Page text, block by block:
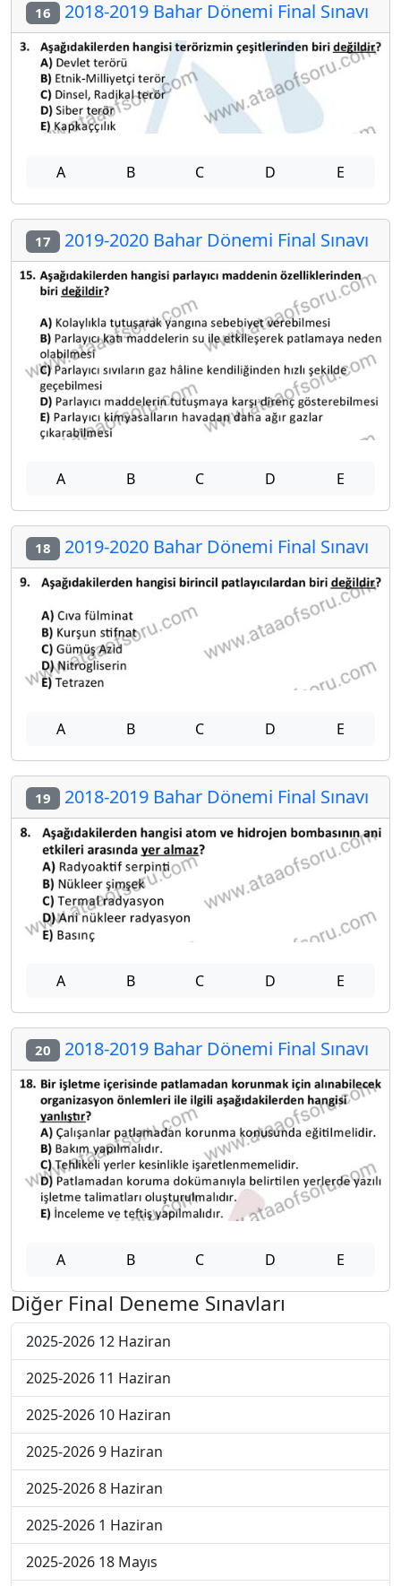
16 2018-2019 Bahar Dönemi Final Sınavı
A B C D E
17 2019-2020 Bahar Dönemi Final Sınavı
A B C D E
18 2019-2020 Bahar Dönemi Final Sınavı
A B C D E
19 2018-2019 Bahar Dönemi Final Sınavı
A B C D E
20 2018-2019 Bahar Dönemi Final Sınavı
A B C D E
Diğer Final Deneme Sınavları
2025-2026 12 Haziran
2025-2026 11 Haziran
2025-2026 10 Haziran
2025-2026 9 Haziran
2025-2026 8 Haziran
2025-2026 1 Haziran
2025-2026 18 Mayıs